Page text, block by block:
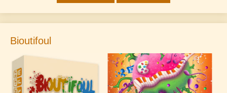
Bioutifoul